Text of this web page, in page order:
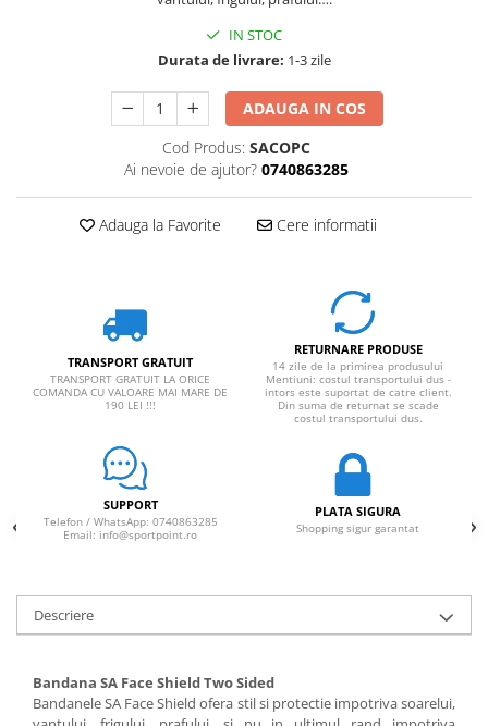
IN STOC
Durata de livrare: 1-3 zile
ADAUGA IN COS
Cod Produs: SACOPC
Ai nevoie de ajutor? 0740863285
Adauga la Favorite Cere informatii
TRANSPORT GRATUIT
TRANSPORT GRATUIT LA ORICE
COMANDA CU VALOARE MAI MARE DE
190 LEI !!!
RETURNARE PRODUSE
14 zile de la primirea produsului
Mentiuni: costul transportului dus -
intors este suportat de catre client.
Din suma de returnat se scade
costul transportului dus.
SUPPORT
Telefon / WhatsApp: 0740863285
Email: info@sportpoint.ro
PLATA SIGURA
Shopping sigur garantat
Descriere
Bandana SA Face Shield Two Sided
Bandanele SA Face Shield ofera stil si protectie impotriva soarelui,